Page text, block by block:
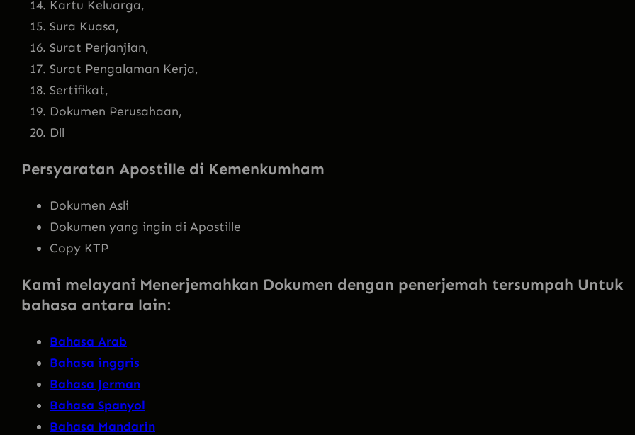
Kartu Keluarga,
Sura Kuasa,
Surat Perjanjian,
Surat Pengalaman Kerja,
Sertifikat,
Dokumen Perusahaan,
Dll
Persyaratan Apostille di Kemenkumham
Dokumen Asli
Dokumen yang ingin di Apostille
Copy KTP
Kami melayani Menerjemahkan Dokumen dengan penerjemah tersumpah Untuk
bahasa antara lain:
Bahasa Arab
Bahasa inggris
Bahasa Jerman
Bahasa Spanyol
Bahasa Mandarin